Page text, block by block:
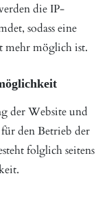
die IP-
sodass eine
mehr möglich ist.
der Website und
den Betrieb der
folglich seitens